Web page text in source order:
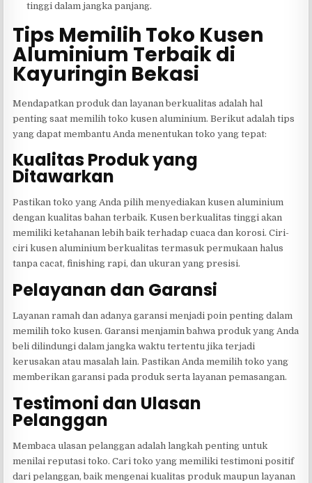
tinggi dalam jangka panjang.
Tips Memilih Toko Kusen
Aluminium Terbaik di
Kayuringin Bekasi
Mendapatkan produk dan layanan berkualitas adalah hal
penting saat memilih toko kusen aluminium. Berikut adalah tips
yang dapat membantu Anda menentukan toko yang tepat:
Kualitas Produk yang
Ditawarkan
Pastikan toko yang Anda pilih menyediakan kusen aluminium
dengan kualitas bahan terbaik. Kusen berkualitas tinggi akan
memiliki ketahanan lebih baik terhadap cuaca dan korosi. Ciri-
ciri kusen aluminium berkualitas termasuk permukaan halus
tanpa cacat, finishing rapi, dan ukuran yang presisi.
Pelayanan dan Garansi
Layanan ramah dan adanya garansi menjadi poin penting dalam
memilih toko kusen. Garansi menjamin bahwa produk yang Anda
beli dilindungi dalam jangka waktu tertentu jika terjadi
kerusakan atau masalah lain. Pastikan Anda memilih toko yang
memberikan garansi pada produk serta layanan pemasangan.
Testimoni dan Ulasan
Pelanggan
Membaca ulasan pelanggan adalah langkah penting untuk
menilai reputasi toko. Cari toko yang memiliki testimoni positif
dari pelanggan, baik mengenai kualitas produk maupun layanan